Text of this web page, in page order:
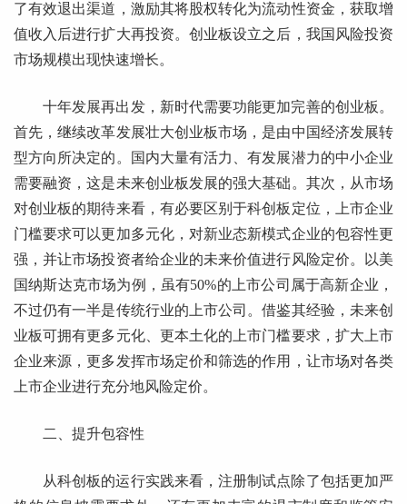
了有效退出渠道，激励其将股权转化为流动性资金，获取增
值收入后进行扩大再投资。创业板设立之后，我国风险投资
市场规模出现快速增长。
十年发展再出发，新时代需要功能更加完善的创业板。
首先，继续改革发展壮大创业板市场，是由中国经济发展转
型方向所决定的。国内大量有活力、有发展潜力的中小企业
需要融资，这是未来创业板发展的强大基础。其次，从市场
对创业板的期待来看，有必要区别于科创板定位，上市企业
门槛要求可以更加多元化，对新业态新模式企业的包容性更
强，并让市场投资者给企业的未来价值进行风险定价。以美
国纳斯达克市场为例，虽有50%的上市公司属于高新企业，
不过仍有一半是传统行业的上市公司。借鉴其经验，未来创
业板可拥有更多元化、更本土化的上市门槛要求，扩大上市
企业来源，更多发挥市场定价和筛选的作用，让市场对各类
上市企业进行充分地风险定价。
二、提升包容性
从科创板的运行实践来看，注册制试点除了包括更加严